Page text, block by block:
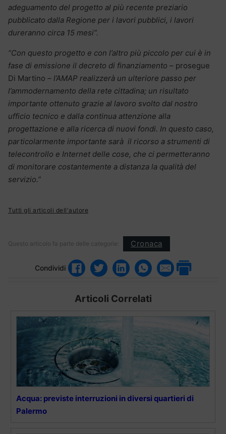
adeguamento del progetto al più recente preziario
pubblicato dalla Regione per i lavori pubblici, i lavori
dureranno circa 15 mesi”.
“Con questo progetto e con l’altro più piccolo per cui è in
fase di emissione il decreto di finanziamento – prosegue
Di Martino – l’AMAP realizzerà un ulteriore passo per
l’ammodernamento della rete cittadina; un risultato
importante ottenuto grazie al lavoro svolto dal nostro
ufficio tecnico e dalla continua attenzione alla
progettazione e alla ricerca di nuovi fondi. In questo caso,
particolarmente importante sarà il ricorso a strumenti di
telecontrollo e Internet delle cose, che ci permetteranno
di monitorare costantemente a distanza la qualità del
servizio.”
Tutti gli articoli dell'autore
Questo articolo fa parte delle categorie: Cronaca
Condividi
Articoli Correlati
Acqua: previste interruzioni in diversi quartieri di
Palermo